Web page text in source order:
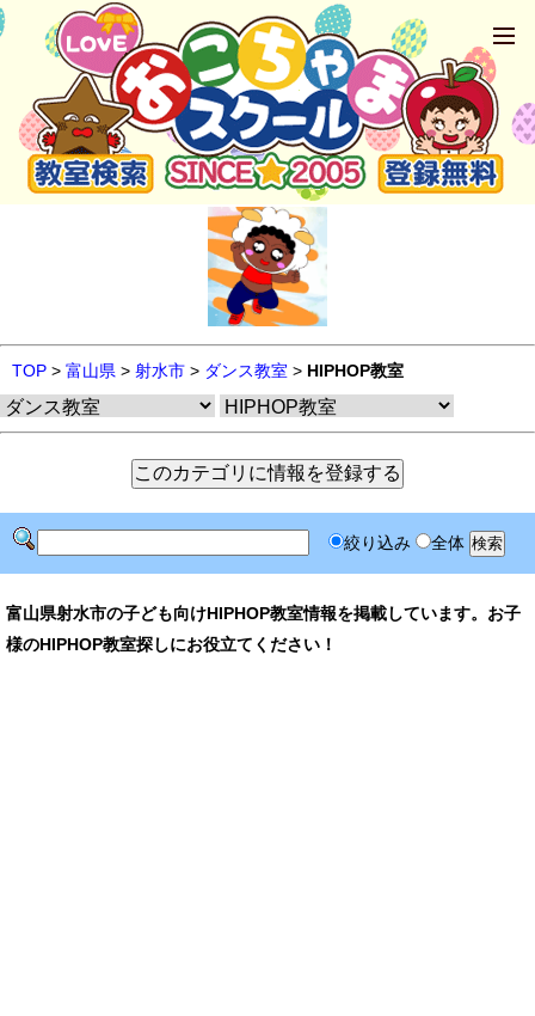
TOP > 富山県 > 射水市 > ダンス教室 > HIPHOP教室
絞り込み 全体
富山県射水市の子ども向けHIPHOP教室情報を掲載しています。お子
様のHIPHOP教室探しにお役立てください！